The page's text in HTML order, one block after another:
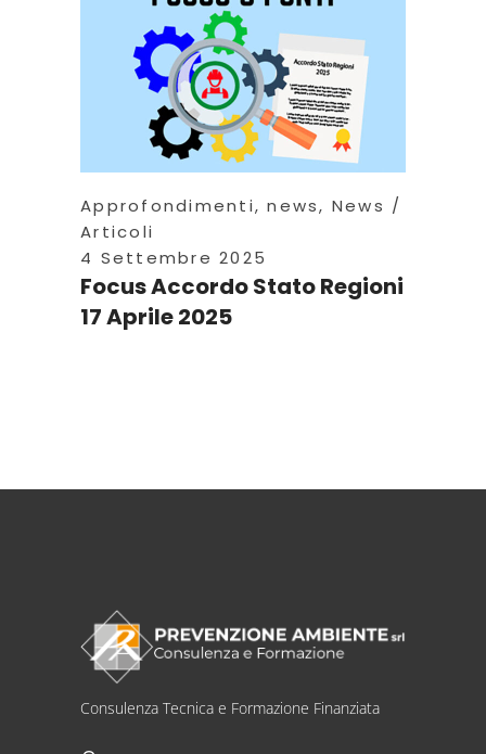
Approfondimenti,news, News
Articoli
4 Settembre 2025
Focus Accordo Stato Regioni
17 Aprile 2025
Consulenza Tecnica e Formazione Finanziata